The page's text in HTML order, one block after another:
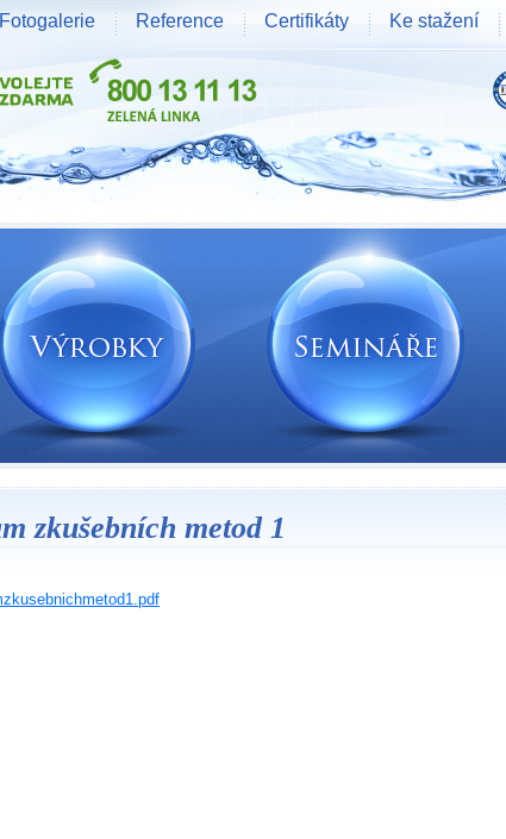
zkušebních metod 1
Fotogalerie Reference Certifikáty Ke stažení